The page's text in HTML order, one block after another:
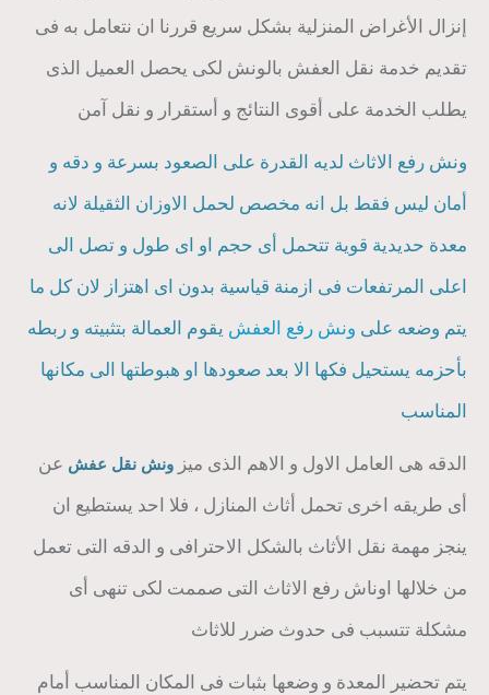
إنزال الأغراض المنزلية بشكل سريع قررنا ان نتعامل به فى
تقديم خدمة نقل العفش بالونش لكى يحصل العميل الذى
يطلب الخدمة على أقوى النتائج و أستقرار و نقل آمن
ونش رفع الاثاث لديه القدرة على الصعود بسرعة و دقه و
أمان ليس فقط بل انه مخصص لحمل الاوزان الثقيلة لانه
معدة حديدية قوية تتحمل أى حجم او اى طول و تصل الى
اعلى المرتفعات فى ازمنة قياسية بدون اى اهتزاز لان كل ما
يتم وضعه على ونش رفع العفش يقوم العمالة بتثبيته و ربطه
بأحزمه يستحيل فكها الا بعد صعودها او هبوطتها الى مكانها
المناسب
الدقه هى العامل الاول و الاهم الذى ميز ونش نقل عفش عن
أى طريقه اخرى تحمل أثاث المنازل ، فلا احد يستطيع ان
ينجز مهمة نقل الأثاث بالشكل الاحترافى و الدقه التى تعمل
من خلالها اوناش رفع الاثاث التى صممت لكى تنهى أى
مشكلة تتسبب فى حدوث ضرر للاثاث
يتم تحضير المعدة و وضعها بثبات فى المكان المناسب أمام